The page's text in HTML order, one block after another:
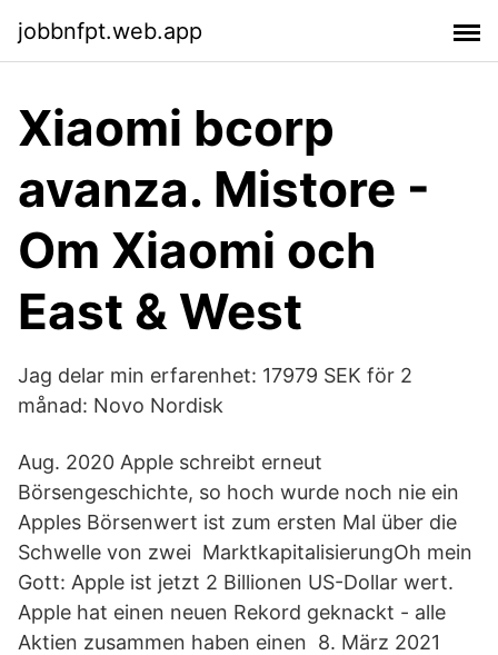
jobbnfpt.web.app
Xiaomi bcorp
avanza. Mistore -
Om Xiaomi och
East & West
Jag delar min erfarenhet: 17979 SEK för 2
månad: Novo Nordisk
Aug. 2020 Apple schreibt erneut
Börsengeschichte, so hoch wurde noch nie ein
Apples Börsenwert ist zum ersten Mal über die
Schwelle von zwei MarktkapitalisierungOh mein
Gott: Apple ist jetzt 2 Billionen US-Dollar wert.
Apple hat einen neuen Rekord geknackt - alle
Aktien zusammen haben einen 8. März 2021